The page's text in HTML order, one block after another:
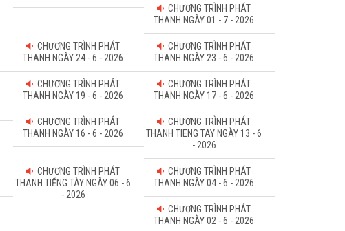
CHƯƠNG TRÌNH PHÁT
THANH NGÀY 01 - 7 - 2026
CHƯƠNG TRÌNH PHÁT
THANH NGÀY 24 - 6 - 2026
CHƯƠNG TRÌNH PHÁT
THANH NGÀY 23 - 6 - 2026
CHƯƠNG TRÌNH PHÁT
THANH NGÀY 19 - 6 - 2026
CHƯƠNG TRÌNH PHÁT
THANH NGÀY 17 - 6 - 2026
CHƯƠNG TRÌNH PHÁT
THANH NGÀY 16 - 6 - 2026
CHƯƠNG TRÌNH PHÁT
THANH TIENG TAY NGÀY 13 - 6
- 2026
CHƯƠNG TRÌNH PHÁT
THANH TIẾNG TÀY NGÀY 06 - 6
- 2026
CHƯƠNG TRÌNH PHÁT
THANH NGÀY 04 - 6 - 2026
CHƯƠNG TRÌNH PHÁT
THANH NGÀY 02 - 6 - 2026